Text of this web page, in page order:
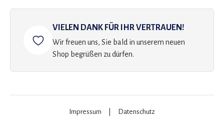
VIELEN DANK FÜR IHR VERTRAUEN!
Wir freuen uns, Sie bald in unserem neuen
Shop begrüßen zu dürfen.
Impressum Datenschutz